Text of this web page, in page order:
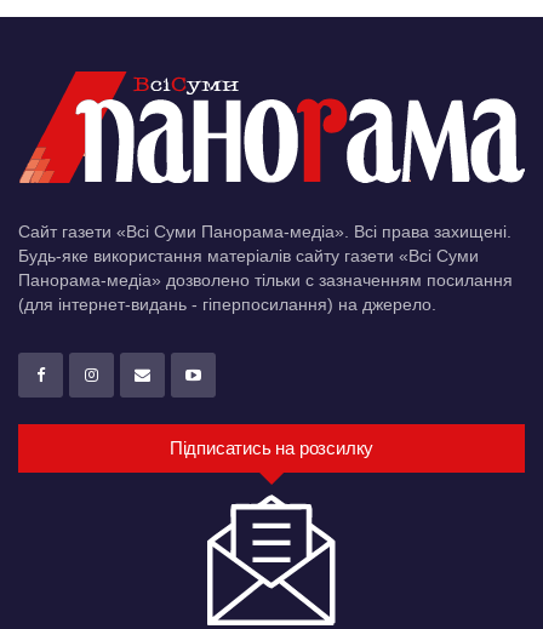
Сайт газети «Всі Суми Панорама-медіа». Всі права захищені.
Будь-яке використання матеріалів сайту газети «Всі Суми
Панорама-медіа» дозволено тільки c зазначенням посилання
(для інтернет-видань - гіперпосилання) на джерело.
Підписатись на розсилку